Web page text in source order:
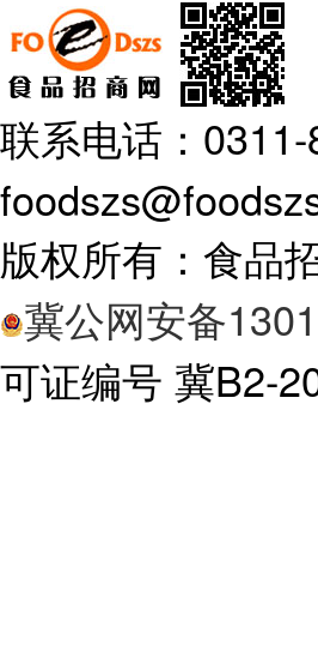
联系电话：
版权所有：食品
冀公网安备
可证编号 冀B2-